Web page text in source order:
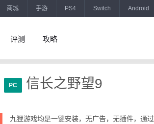
商城 手游 PS4 Switch Android
评测 攻略
PC 信长之野望9
九狸游戏均是一键安装，无广告，无插件，通